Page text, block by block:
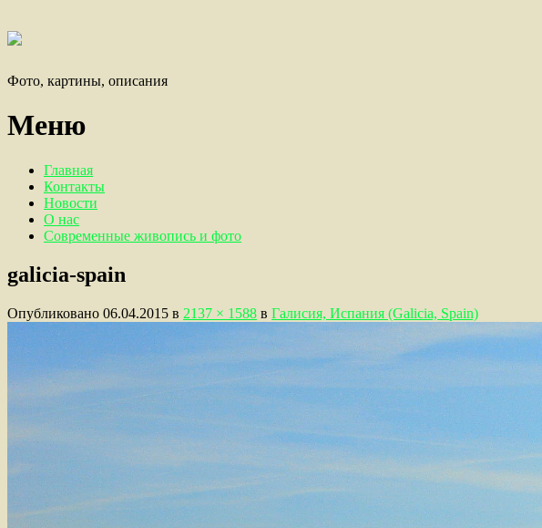
Фото, картины, описания
Меню
Главная
Контакты
Новости
О нас
Современные живопись и фото
galicia-spain
Опубликовано 06.04.2015 в 2137 × 1588 в Галисия, Испания (Galicia, Spain)